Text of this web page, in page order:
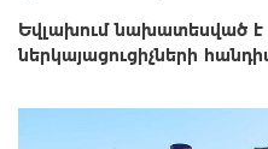
Եվլախում նախատեսված է
ներկայացուցիչների